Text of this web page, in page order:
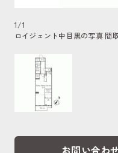
1/1
ロイジェント中目黒の写真 間
お問い合わ